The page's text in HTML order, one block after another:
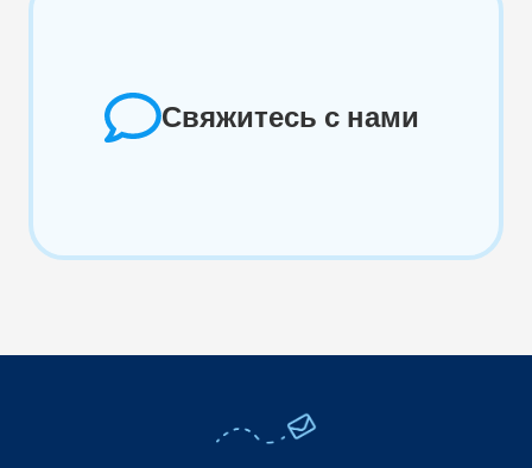
Свяжитесь с нами